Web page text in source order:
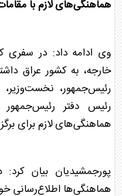
هماهنگی‌های لازم با
وی ادامه داد: در سفری
خارجه، به کشور عراق
رئیس‌جمهور،
رئیس دفتر
هماهنگی‌های لازم برای
پورجمشیدیان بیان
هماهنگی‌ها اطلاع‌رسانی